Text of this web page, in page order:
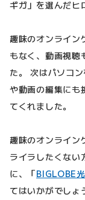
ギガ」を選んだヒ
趣味のオンライン
もなく、動画視聴
た。 次はパソコ
や動画の編集に
てくれました。
趣味のオンライン
ライラしたくない
に、「BIGLOBE
てはいかがでしょ